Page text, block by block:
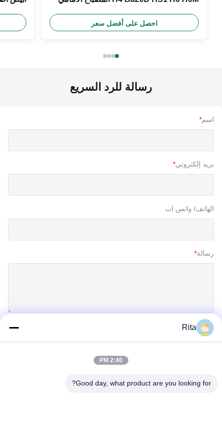
احصل على أفضل سعر
رسالة للرد السريع
اسم*
بريد إلكتروني*
الهاتف/ واتس اب
رسالة*
Rita
2:40 PM
Good day, what product are you looking for?